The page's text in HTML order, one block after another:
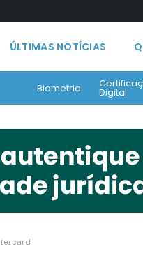
ÚLTIMAS NOTÍCIAS
Biometria Digital